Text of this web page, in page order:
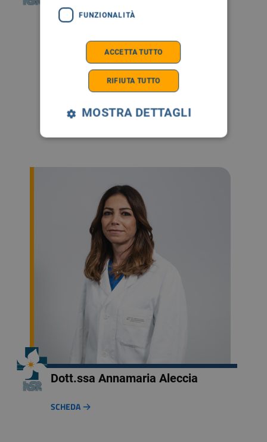
SCHEDA
Coordinatore
infermieristico
Dott.ssa Annamaria Aleccia
SCHEDA
FUNZIONALITÀ
ACCETTA TUTTO
RIFIUTA TUTTO
MOSTRA DETTAGLI